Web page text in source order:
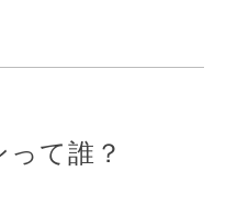
て誰？